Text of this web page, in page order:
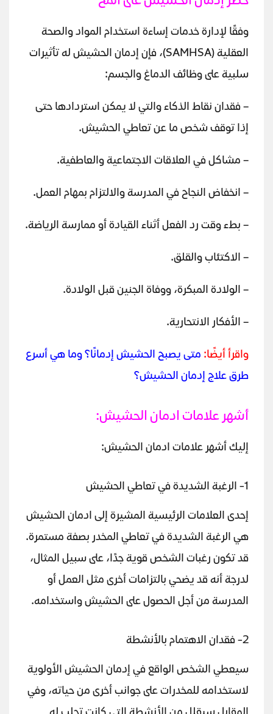
وفقًا لإدارة خدمات إساءة استخدام المواد والصحة
العقلية (SAMHSA)، فإن إدمان الحشيش له تأثيرات
سلبية على وظائف الدماغ والجسم:
– فقدان نقاط الذكاء والتي لا يمكن استردادها حتى
إذا توقف شخص ما عن تعاطي الحشيش.
– مشاكل في العلاقات الاجتماعية والعاطفية.
– انخفاض النجاح في المدرسة والالتزام بمهام العمل.
– بطء وقت رد الفعل أثناء القيادة أو ممارسة الرياضة.
– الاكتئاب والقلق.
– الولادة المبكرة، ووفاة الجنين قبل الولادة.
– الأفكار الانتحارية.
واقرأ أيضًا: متى يصبح الحشيش إدمانًا؟ وما هي أسرع
طرق علاج إدمان الحشيش؟
أشهر علامات ادمان الحشيش:
إليك أشهر علامات ادمان الحشيش:
1- الرغبة الشديدة في تعاطي الحشيش
إحدى العلامات الرئيسية المشيرة إلى ادمان الحشيش
هي الرغبة الشديدة في تعاطي المخدر بصفة مستمرة.
قد تكون رغبات الشخص قوية جدًا، على سبيل المثال،
لدرجة أنه قد يضحي بالتزامات أخرى مثل العمل أو
المدرسة من أجل الحصول على الحشيش واستخدامه.
2- فقدان الاهتمام بالأنشطة
سيعطي الشخص الواقع في إدمان الحشيش الأولوية
لاستخدامه للمخدرات على جوانب أخرى من حياته، وفي